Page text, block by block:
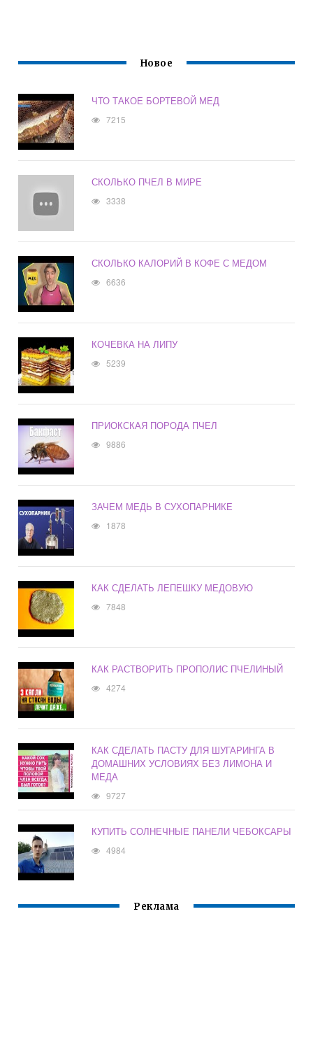
Новое
ЧТО ТАКОЕ БОРТЕВОЙ МЕД
7215
СКОЛЬКО ПЧЕЛ В МИРЕ
3338
СКОЛЬКО КАЛОРИЙ В КОФЕ С МЕДОМ
6636
КОЧЕВКА НА ЛИПУ
5239
ПРИОКСКАЯ ПОРОДА ПЧЕЛ
9886
ЗАЧЕМ МЕДЬ В СУХОПАРНИКЕ
1878
КАК СДЕЛАТЬ ЛЕПЕШКУ МЕДОВУЮ
7848
КАК РАСТВОРИТЬ ПРОПОЛИС ПЧЕЛИНЫЙ
4274
КАК СДЕЛАТЬ ПАСТУ ДЛЯ ШУГАРИНГА В
ДОМАШНИХ УСЛОВИЯХ БЕЗ ЛИМОНА И
МЕДА
9727
КУПИТЬ СОЛНЕЧНЫЕ ПАНЕЛИ ЧЕБОКСАРЫ
4984
Реклама